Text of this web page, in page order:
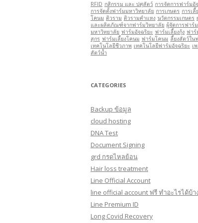
RFID กสิกรรม และ ปศุสัตว์ การจัดการฟาร์มอั
การจัดตั้งฟาร์มมหาวิทยาลัย การเกษตร การเลี้
โคนม ติวราม ติวรามคำแหง นวัตกรรมเกษตร
และผลิตภัณฑ์จากฟาร์มวิทยาลัย ผู้จัดการฟาร์ม
มหาวิทยาลัย ฟาร์มอัจฉริยะ ฟาร์มเลี้ยงกุ้ง ฟาร์
สุกร ฟาร์มเลี้ยงโคนม ฟาร์มโคนม ลี้ยงสัตว์ใน
เทคโนโลยีชีวภาพ เทคโนโลยีฟาร์มอัจฉริยะ เ
สัตว์นํ้า
CATEGORIES
Backup ข้อมูล
cloud hosting
DNA Test
Document Signing
grd กรดไหลย้อน
Hair loss treatment
Line Official Account
line official account ฟรี ทําอะไรได้บ้า
Line Premium ID
Long Covid Recovery